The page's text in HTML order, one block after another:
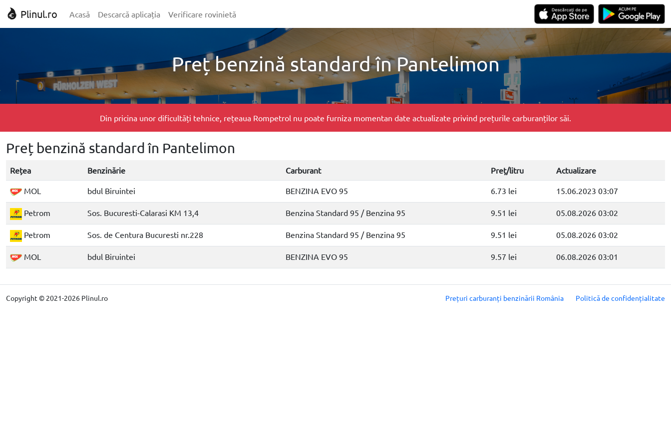
Plinul.ro Acasă Descarcă aplicația Verificare rovinietă
Preț benzină standard în Pantelimon
Din pricina unor dificultăți tehnice, rețeaua Rompetrol nu poate furniza momentan date actualizate privind prețurile carburanților săi.
Preț benzină standard în Pantelimon
Rețea Benzinărie Carburant Preț/litru Actualizare
MOL bdul Biruintei BENZINA EVO 95 6.73 lei 15.06.2023 03:07
Petrom Sos. Bucuresti-Calarasi KM 13,4 Benzina Standard 95 / Benzina 95 9.51 lei 05.08.2026 03:02
Petrom Sos. de Centura Bucuresti nr.228 Benzina Standard 95 / Benzina 95 9.51 lei 05.08.2026 03:02
MOL bdul Biruintei BENZINA EVO 95 9.57 lei 06.08.2026 03:01
Copyright © 2021-2026 Plinul.ro Prețuri carburanți benzinării România Politică de confidențialitate